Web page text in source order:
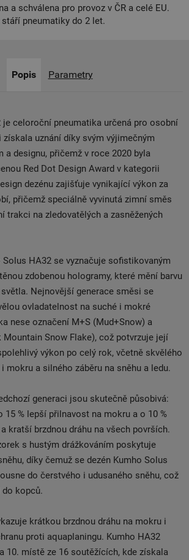
a schválena pro provoz v ČR a celé EU.
pneumatiky do 2 let.
Popis Parametry
je celoroční pneumatika určená pro osobní
uznání díky svým výjimečným
a designu, přičemž v roce 2020 byla
Red Dot Design Award v kategorii
dezénu zajišťuje vynikající výkon za
přičemž speciálně vyvinutá zimní směs
trakci na zledovatělých a zasněžených
Solus HA32 se vyznačuje sofistikovaným
zdobenou hologramy, které mění barvu
Nejnovější generace směsi se
ovladatelnost na suché i mokré
nese označení M+S (Mud+Snow) a
Mountain Snow Flake), což potvrzuje její
výkon po celý rok, včetně skvělého
mokru a silného záběru na sněhu a ledu.
generaci jsou skutečně působivá:
15 % lepší přilnavost na mokru a o 10 %
kratší brzdnou dráhu na všech površích.
s hustým drážkováním poskytuje
díky čemuž se dezén Kumho Solus
do čerstvého i udusaného sněhu, což
do kopců.
krátkou brzdnou dráhu na mokru i
proti aquaplaningu. Kumho HA32
10. místě ze 16 soutěžících, kde získala